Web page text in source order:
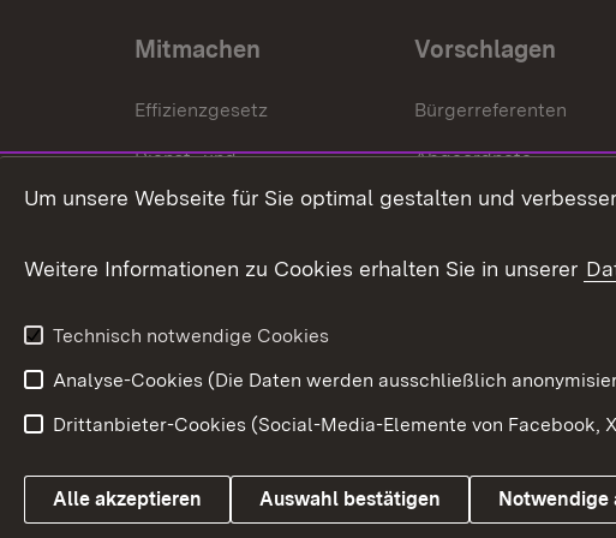
Mitmachen
Effizienzgesetz
Dienst- und
Versorgungsbezüge
Weitere
Vorschlagen
Bürgerreferenten
Abgeordnete
Bürgerbeauftragte
Link zum Landesportal
Um unsere Webseite für Sie optimal gestalten und
Weitere Informationen zu Cookies erhalten Sie in unserer
Technisch notwendige Cookies
Analyse-Cookies (Die Daten werden ausschließlich
Drittanbieter-Cookies (Social-Media-Elemente von
Alle akzeptieren Auswahl bestätigen Notwendige